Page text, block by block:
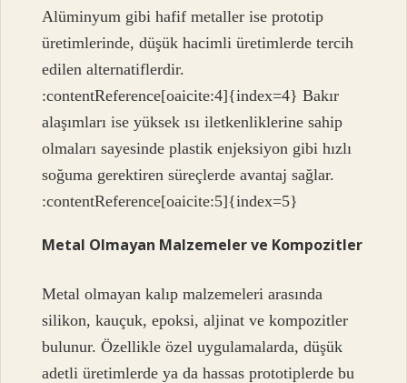
Alüminyum gibi hafif metaller ise prototip
üretimlerinde, düşük hacimli üretimlerde tercih
edilen alternatiflerdir.
:contentReference[oaicite:4]{index=4} Bakır
alaşımları ise yüksek ısı iletkenliklerine sahip
olmaları sayesinde plastik enjeksiyon gibi hızlı
soğuma gerektiren süreçlerde avantaj sağlar.
:contentReference[oaicite:5]{index=5}
Metal Olmayan Malzemeler ve Kompozitler
Metal olmayan kalıp malzemeleri arasında
silikon, kauçuk, epoksi, aljinat ve kompozitler
bulunur. Özellikle özel uygulamalarda, düşük
adetli üretimlerde ya da hassas prototiplerde bu